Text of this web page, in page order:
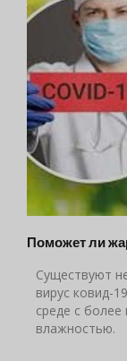
Поможет ли
Существуют
вирус ковид-
среде с
влажностью.